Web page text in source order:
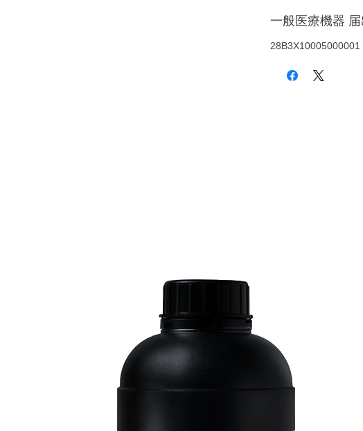
一般医療機器
28B3X10005000001